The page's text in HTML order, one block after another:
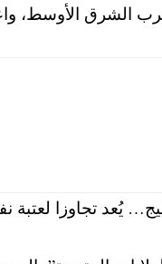
الشرق الأوسط،
يُعد تجاوزا لعتبة